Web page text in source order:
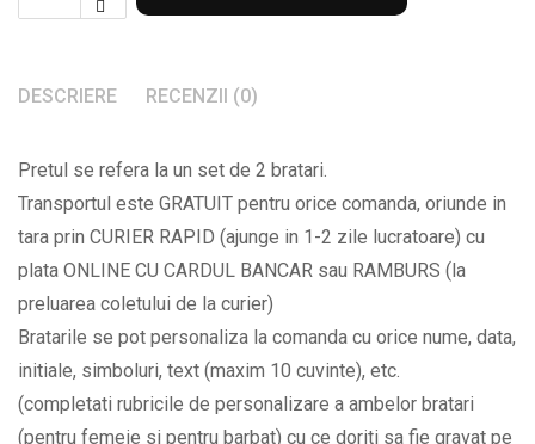
pentru
cu
un
copil
BPC675
quantity
DESCRIERE RECENZII (0)
Pretul se refera la un set de 2 bratari.
Transportul este GRATUIT pentru orice comanda, oriunde in
tara prin CURIER RAPID (ajunge in 1-2 zile lucratoare) cu
plata ONLINE CU CARDUL BANCAR sau RAMBURS (la
preluarea coletului de la curier)
Bratarile se pot personaliza la comanda cu orice nume, data,
initiale, simboluri, text (maxim 10 cuvinte), etc.
(completati rubricile de personalizare a ambelor bratari
(pentru femeie si pentru barbat) cu ce doriti sa fie gravat pe